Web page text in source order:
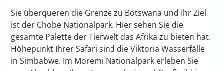
Sie überqueren die Grenze zu Botswana und Ihr Ziel
ist der Chobe Nationalpark. Hier sehen Sie die
gesamte Palette der Tierwelt das Afrika zu bieten hat.
Höhepunkt Ihrer Safari sind die Viktoria Wasserfälle
in Simbabwe. Im Moremi Nationalpark erleben Sie